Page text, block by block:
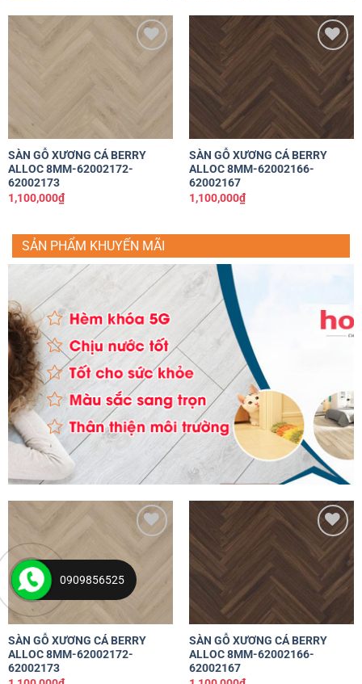
SÀN GỖ XƯƠNG CÁ BERRY
ALLOC 8MM-62002172-
62002173
1,100,000₫
Yêu
thích
SÀN GỖ XƯƠNG CÁ BERRY
ALLOC 8MM-62002166-
62002167
1,100,000₫
SẢN PHẨM KHUYẾN MÃI
SÀN GỖ XƯƠNG CÁ BERRY
ALLOC 8MM-62002172-
62002173
Yêu
thích
SÀN GỖ XƯƠNG CÁ BERRY
ALLOC 8MM-62002166-
62002167
0909856525